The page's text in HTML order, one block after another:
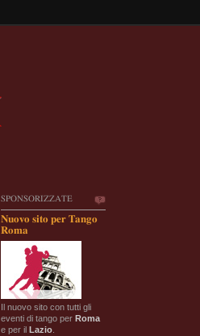
SPONSORIZZATE
Nuovo sito per Tango
Roma
Il nuovo sito con tutti gli
eventi di tango per Roma
e per il Lazio